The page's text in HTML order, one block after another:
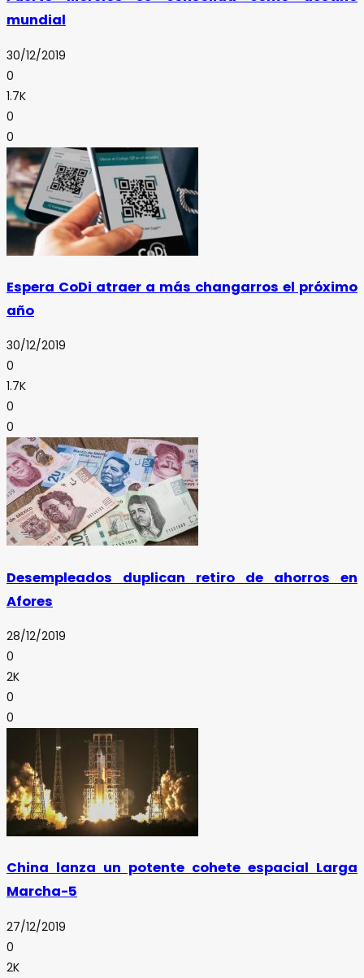
mundial
30/12/2019
0
1.7K
0
0
Espera CoDi atraer a más changarros el próximo
año
30/12/2019
0
1.7K
0
0
Desempleados duplican retiro de ahorros en
Afores
28/12/2019
0
2K
0
0
China lanza un potente cohete espacial Larga
Marcha-5
27/12/2019
0
2K